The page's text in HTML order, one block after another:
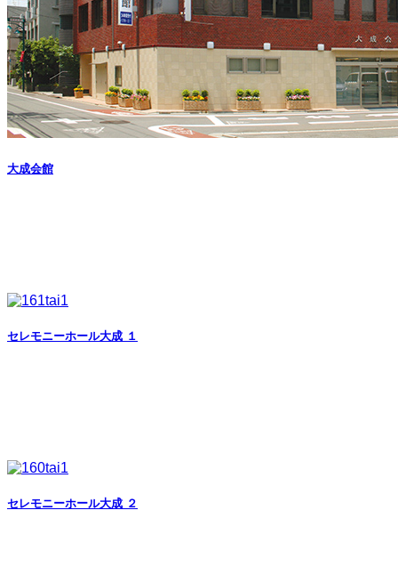
大成会館
セレモニーホール大成 １
セレモニーホール大成 ２